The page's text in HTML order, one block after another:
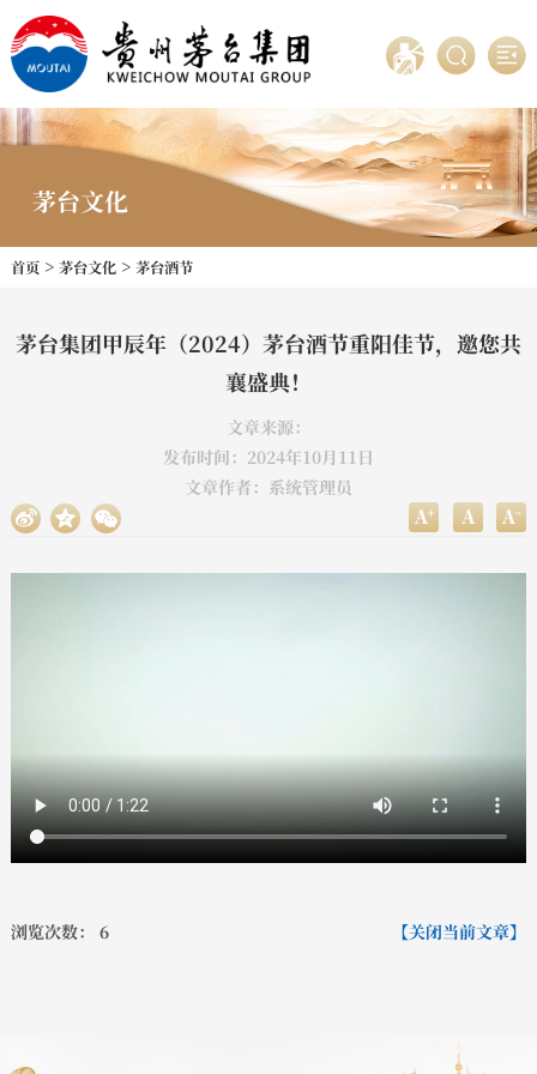
茅台文化
首页> 茅台文化> 茅台酒节
茅台集团甲辰年（2024）茅台酒节重阳佳节，邀您共
襄盛典！
文章来源：
发布时间：2024年10月11日
文章作者：系统管理员
浏览次数： 6 【关闭当前文章】